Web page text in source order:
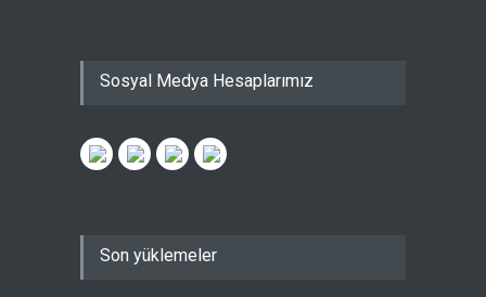
Sosyal Medya Hesaplarımız
Son yüklemeler